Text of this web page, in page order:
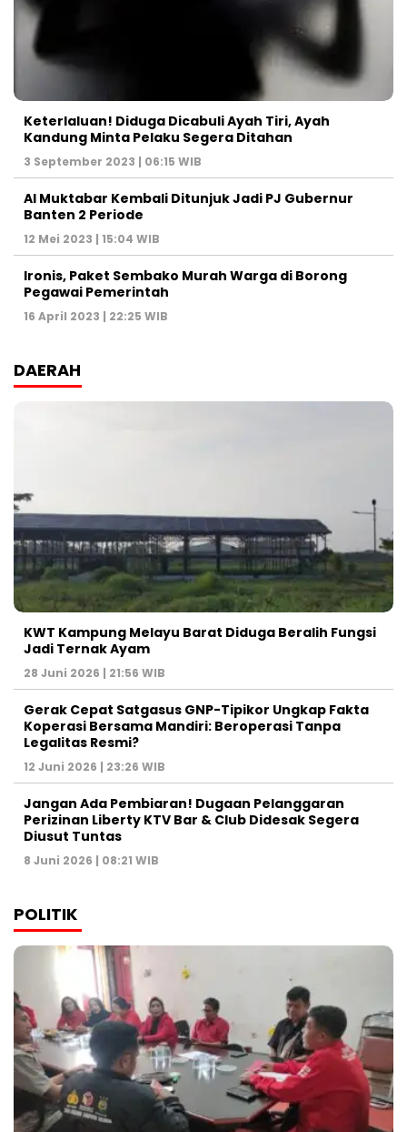
Keterlaluan! Diduga Dicabuli Ayah Tiri, Ayah
Kandung Minta Pelaku Segera Ditahan
3 September 2023 | 06:15 WIB
Al Muktabar Kembali Ditunjuk Jadi PJ Gubernur
Banten 2 Periode
12 Mei 2023 | 15:04 WIB
Ironis, Paket Sembako Murah Warga di Borong
Pegawai Pemerintah
16 April 2023 | 22:25 WIB
DAERAH
KWT Kampung Melayu Barat Diduga Beralih Fungsi
Jadi Ternak Ayam
28 Juni 2026 | 21:56 WIB
Gerak Cepat Satgasus GNP-Tipikor Ungkap Fakta
Koperasi Bersama Mandiri: Beroperasi Tanpa
Legalitas Resmi?
12 Juni 2026 | 23:26 WIB
Jangan Ada Pembiaran! Dugaan Pelanggaran
Perizinan Liberty KTV Bar & Club Didesak Segera
Diusut Tuntas
8 Juni 2026 | 08:21 WIB
POLITIK